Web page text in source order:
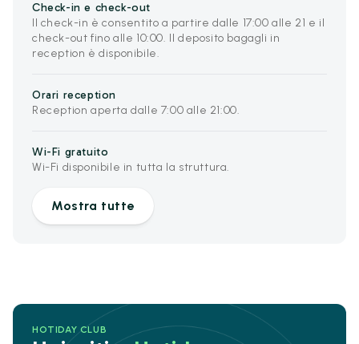
Check-in e check-out
Il check-in è consentito a partire dalle 17:00 alle 21 e il
check-out fino alle 10:00. Il deposito bagagli in
reception è disponibile.
Orari reception
Reception aperta dalle 7:00 alle 21:00.
Wi-Fi gratuito
Wi-Fi disponibile in tutta la struttura.
Mostra tutte
HOTIDAY CLUB